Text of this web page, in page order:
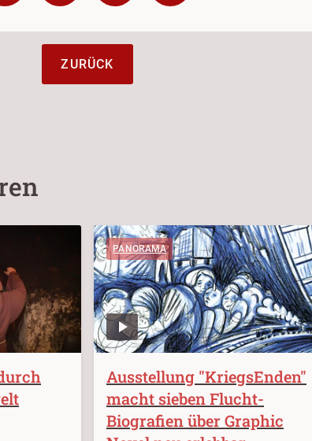
ZURÜCK
PANORAMA
Ausstellung "KriegsEnden"
macht sieben Flucht-
Biografien über Graphic